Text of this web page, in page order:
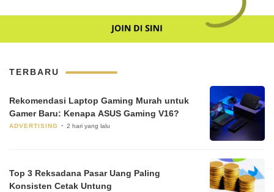
TERBARU
Rekomendasi Laptop Gaming Murah untuk
Gamer Baru: Kenapa ASUS Gaming V16?
ADVERTISING 2 hari yang lalu
Top 3 Reksadana Pasar Uang Paling
Konsisten Cetak Untung